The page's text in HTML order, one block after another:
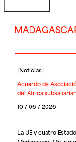
[Noticias]
Acuerdo de
del África
10 / 06 / 2026
La UE y cuatro